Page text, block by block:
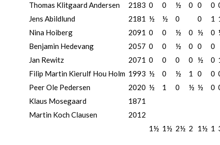
Thomas Klitgaard Andersen
2183 0 0 ½ 0 0 0
Jens Abildlund
2181 ½ ½ 0 0 1
Nina Hoiberg
2091 0 0 ½ 0 ½ 0
Benjamin Hedevang
2057 0 0 ½ 0 0
0
Jan Rewitz
2071 0 0 0 0 ½ 0
Filip Martin Kierulf Hou Holm 1993 ½ 0 ½ 1 0 0
Peer Ole Pedersen
2020 ½ 1 0 ½ ½ 0
Klaus Mosegaard
1871
Martin Koch Clausen
2012
1½ 1½ 2½ 2 1½ 1